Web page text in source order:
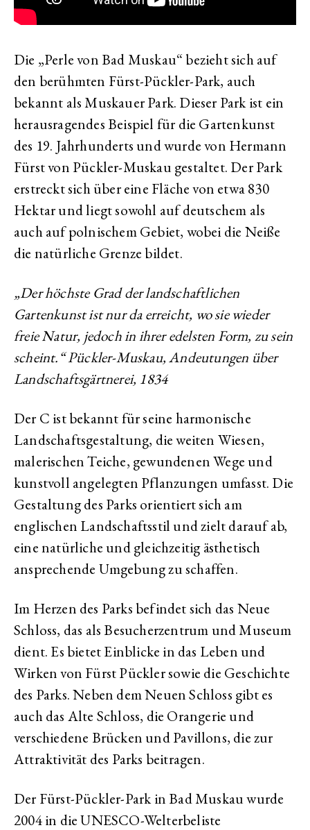
Die „Perle von Bad Muskau“ bezieht sich auf
den berühmten Fürst-Pückler-Park, auch
bekannt als Muskauer Park. Dieser Park ist ein
herausragendes Beispiel für die Gartenkunst
des 19. Jahrhunderts und wurde von Hermann
Fürst von Pückler-Muskau gestaltet. Der Park
erstreckt sich über eine Fläche von etwa 830
Hektar und liegt sowohl auf deutschem als
auch auf polnischem Gebiet, wobei die Neiße
die natürliche Grenze bildet.
„Der höchste Grad der landschaftlichen
Gartenkunst ist nur da erreicht, wo sie wieder
freie Natur, jedoch in ihrer edelsten Form, zu sein
scheint.“ Pückler-Muskau, Andeutungen über
Landschaftsgärtnerei, 1834
Der C ist bekannt für seine harmonische
Landschaftsgestaltung, die weiten Wiesen,
malerischen Teiche, gewundenen Wege und
kunstvoll angelegten Pflanzungen umfasst. Die
Gestaltung des Parks orientiert sich am
englischen Landschaftsstil und zielt darauf ab,
eine natürliche und gleichzeitig ästhetisch
ansprechende Umgebung zu schaffen.
Im Herzen des Parks befindet sich das Neue
Schloss, das als Besucherzentrum und Museum
dient. Es bietet Einblicke in das Leben und
Wirken von Fürst Pückler sowie die Geschichte
des Parks. Neben dem Neuen Schloss gibt es
auch das Alte Schloss, die Orangerie und
verschiedene Brücken und Pavillons, die zur
Attraktivität des Parks beitragen.
Der Fürst-Pückler-Park in Bad Muskau wurde
2004 in die UNESCO-Welterbeliste